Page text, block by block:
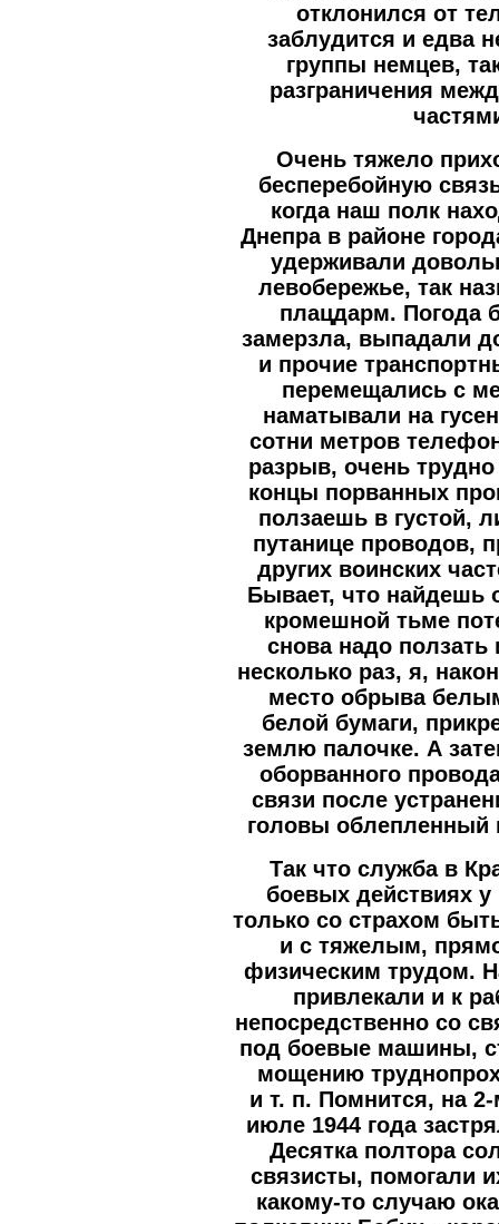
отклонился от
заблудится и едва
группы немцев,
разграничения
Очень тяжело
бесперебойную
когда наш полк
Днепра в районе
удерживали
левобережье, так
плацдарм. Погода
замерзла, выпадали
и прочие
перемещались с
наматывали на
сотни метров
разрыв, очень
концы порванных
ползаешь в густой,
путанице проводов,
других воинских
Бывает, что найдешь
кромешной тьме
снова надо
несколько раз, я,
место обрыва
белой бумаги,
землю палочке. А
оборванного
связи после
головы облепленный
Так что служба в
боевых действиях у
только со страхом
и с тяжелым,
физическим трудом.
привлекали и к
непосредственно со
под боевые машины,
мощению
и т. п. Помнится, на
июле 1944 года
Десятка полтора
связисты, помогали
какому-то случаю